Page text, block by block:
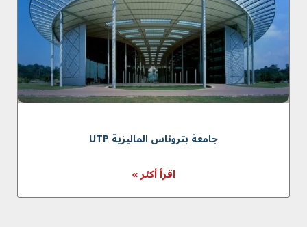
جامعة بتروناس المالیزیة UTP
اقرأ أكثر »